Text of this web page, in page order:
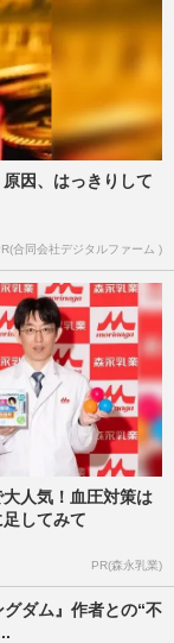
因、はっきりして
合同会社デジタルファーム )
人気！血圧対策は
してみて
PR(森永乳業)
ダム』作者との“不